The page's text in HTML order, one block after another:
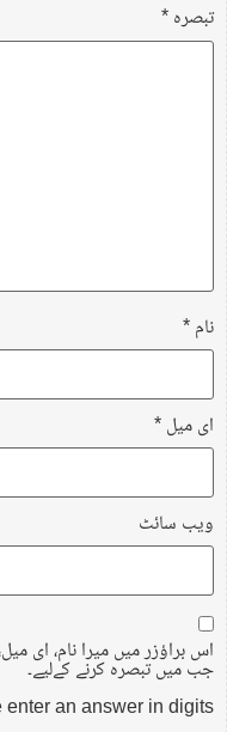
تبصرہ*
نام*
ای میل*
ویب‌ سائٹ
اس براؤزر میں میرا نام، ای
جب میں تبصرہ کرنے کےلیے۔
an answer in digits: